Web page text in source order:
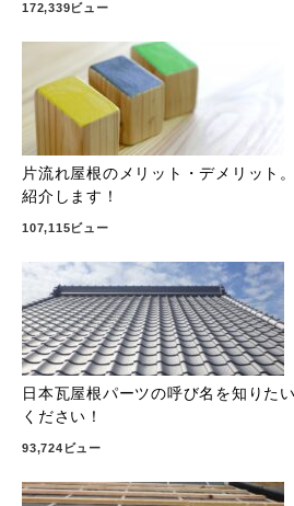
172,339ビュー
片流れ屋根のメリット・デメリット
紹介します！
107,115ビュー
日本瓦屋根パーツの呼び名を知りた
ください！
93,724ビュー